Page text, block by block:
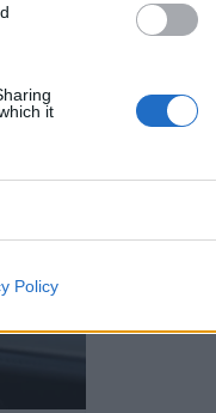
it
Policy